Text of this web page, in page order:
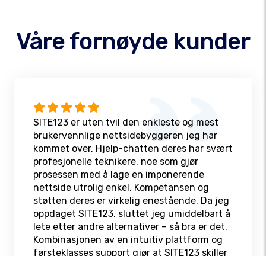
Våre fornøyde kunder
SITE123 er uten tvil den enkleste og mest
brukervennlige nettsidebyggeren jeg har
kommet over. Hjelp-chatten deres har svært
profesjonelle teknikere, noe som gjør
prosessen med å lage en imponerende
nettside utrolig enkel. Kompetansen og
støtten deres er virkelig enestående. Da jeg
oppdaget SITE123, sluttet jeg umiddelbart å
lete etter andre alternativer – så bra er det.
Kombinasjonen av en intuitiv plattform og
førsteklasses support gjør at SITE123 skiller